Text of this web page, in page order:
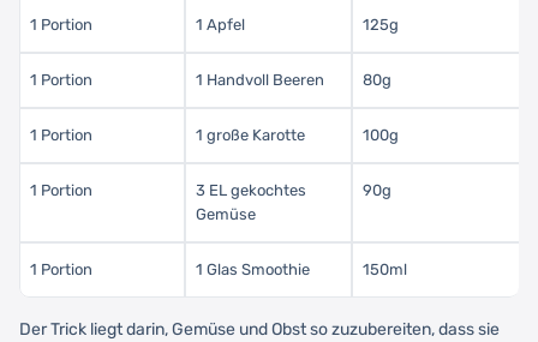
1 Portion 1 Apfel 125g
1 Portion 1 Handvoll Beeren 80g
1 Portion 1 große Karotte 100g
1 Portion
3 EL gekochtes
Gemüse
90g
1 Portion 1 Glas Smoothie 150ml
Der Trick liegt darin, Gemüse und Obst so zuzubereiten, dass sie